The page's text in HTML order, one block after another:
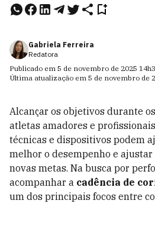
Gabriela Ferreira
Redatora
Publicado em 5 de novembro de 2025
Última atualização em 5 de novembro de
Alcançar os objetivos durante
atletas amadores e
técnicas e dispositivos podem
melhor o desempenho e
novas metas. Na busca por
acompanhar a cadência de
um dos principais focos entre